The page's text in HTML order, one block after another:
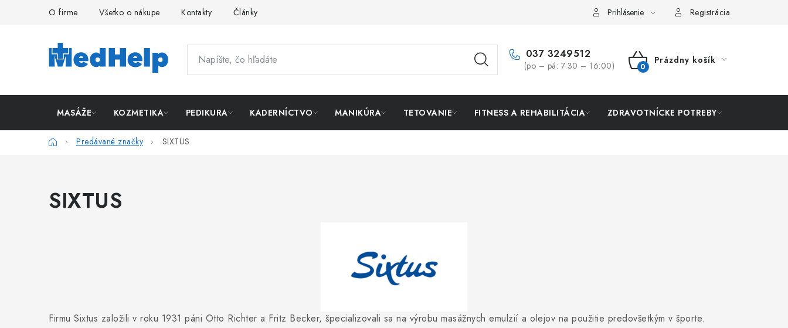
O firme Všetko o nákupe Kontakty Články Prihlásenie Registrácia
037 3249512
(po – pá: 7:30 – 16:00)
NÁKUPNÝ
Prázdny košík
MASÁŽE KOZMETIKA PEDIKURA KADERNÍCTVO MANIKÚRA TETOVANIE FITNESS A REHABILITÁCIA ZDRAVOTNÍCKE POTREBY
DomovPredávané značky SIXTUS
SIXTUS
Firmu Sixtus založili v roku 1931 páni Otto Richter a Fritz Becker, špecializovali sa na výrobu masážnych emulzií a olejov na použitie predovšetkým v športe.